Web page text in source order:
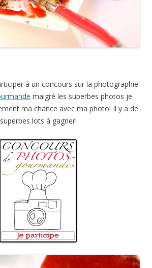
à un concours sur la photographie
malgré les superbes photos je
ma chance avec ma photo! Il y a de
superbes lots à gagner!